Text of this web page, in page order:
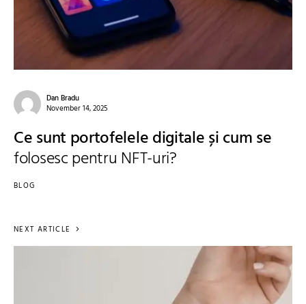
Dan Bradu
November 14, 2025
Ce sunt portofelele digitale și cum se
folosesc pentru NFT-uri?
BLOG
NEXT ARTICLE